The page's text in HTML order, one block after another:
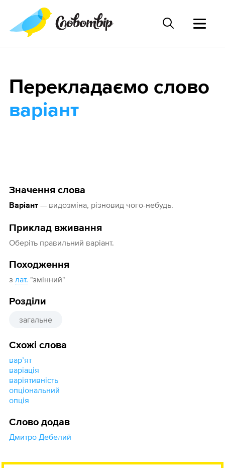
Значення слова
Варіант— видозміна, різновид чого-небудь.
Приклад вживання
Оберіть правильний варіант.
Походження
з лат. "змінний"
Розділи
загальне
Схожі слова
варʼят
варіація
варіятивність
опціональний
опція
Слово додав
Дмитро Дебелий
Перекладаємо слово
варіант